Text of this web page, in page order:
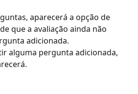
aparecerá a opção de
que a avaliação ainda não
adicionada.
alguma pergunta adicionada,